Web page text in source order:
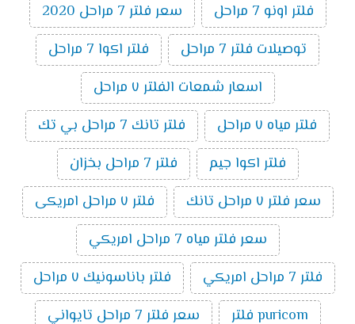
فلتر اونو 7 مراحل
سعر فلتر 7 مراحل 2020
توصيلات فلتر 7 مراحل
فلتر اكوا 7 مراحل
اسعار شمعات الفلتر ٧ مراحل
فلتر مياه ٧ مراحل
فلتر تانك 7 مراحل بي تك
فلتر اكوا جيم
فلتر 7 مراحل بخزان
سعر فلتر ٧ مراحل تانك
فلتر ٧ مراحل امريكى
سعر فلتر مياه 7 مراحل امريكي
فلتر 7 مراحل امريكي
فلتر باناسونيك ٧ مراحل
puricom فلتر
سعر فلتر 7 مراحل تايواني